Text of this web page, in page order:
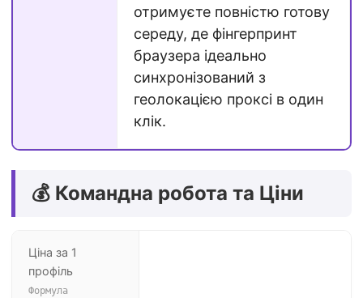
отримуєте повністю готову
середу, де фінгерпринт
браузера ідеально
синхронізований з
геолокацією проксі в один
клік.
💰 Командна робота та Ціни
Ціна за 1
профіль
Формула